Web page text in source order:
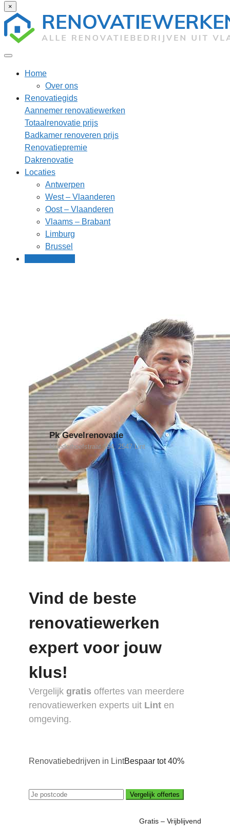
×
Home
Over ons
Renovatiegids
Aannemer renovatiewerken
Totaalrenovatie prijs
Badkamer renoveren prijs
Renovatiepremie
Dakrenovatie
Locaties
Antwerpen
West – Vlaanderen
Oost – Vlaanderen
Vlaams – Brabant
Limburg
Brussel
Pk Gevelrenovatie
Moederhoefstraat 194, 2547 Lint
Vind de beste
renovatiewerken
expert voor jouw
klus!
Vergelijk gratis offertes van meerdere
renovatiewerken experts uit Lint en
omgeving.
Renovatiebedrijven in LintBespaar tot 40%
Vergelijk offertes
Gratis – Vrijblijvend